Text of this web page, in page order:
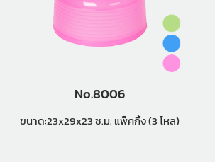
No.8006
ขนาด:23x29x23 ซ.ม. แพ็คกิ้ง (3 โหล)